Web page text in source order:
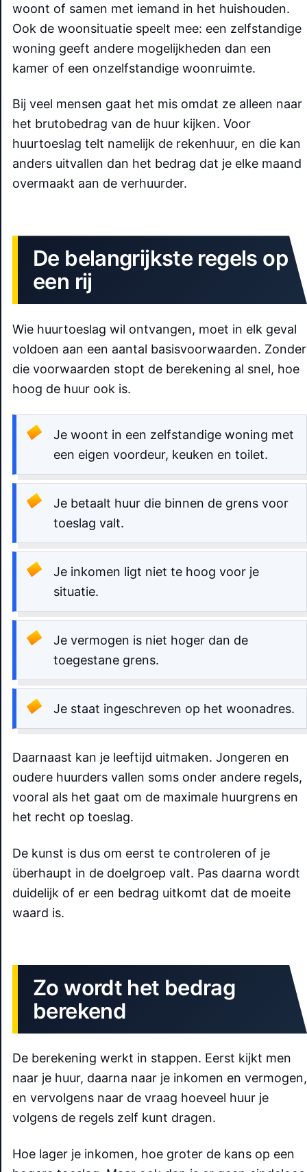
woont of samen met iemand in het huishouden.
Ook de woonsituatie speelt mee: een zelfstandige
woning geeft andere mogelijkheden dan een
kamer of een onzelfstandige woonruimte.
Bij veel mensen gaat het mis omdat ze alleen naar
het brutobedrag van de huur kijken. Voor
huurtoeslag telt namelijk de rekenhuur, en die kan
anders uitvallen dan het bedrag dat je elke maand
overmaakt aan de verhuurder.
De belangrijkste regels op
een rij
Wie huurtoeslag wil ontvangen, moet in elk geval
voldoen aan een aantal basisvoorwaarden. Zonder
die voorwaarden stopt de berekening al snel, hoe
hoog de huur ook is.
Je woont in een zelfstandige woning met
een eigen voordeur, keuken en toilet.
Je betaalt huur die binnen de grens voor
toeslag valt.
Je inkomen ligt niet te hoog voor je
situatie.
Je vermogen is niet hoger dan de
toegestane grens.
Je staat ingeschreven op het woonadres.
Daarnaast kan je leeftijd uitmaken. Jongeren en
oudere huurders vallen soms onder andere regels,
vooral als het gaat om de maximale huurgrens en
het recht op toeslag.
De kunst is dus om eerst te controleren of je
überhaupt in de doelgroep valt. Pas daarna wordt
duidelijk of er een bedrag uitkomt dat de moeite
waard is.
Zo wordt het bedrag
berekend
De berekening werkt in stappen. Eerst kijkt men
naar je huur, daarna naar je inkomen en vermogen,
en vervolgens naar de vraag hoeveel huur je
volgens de regels zelf kunt dragen.
Hoe lager je inkomen, hoe groter de kans op een